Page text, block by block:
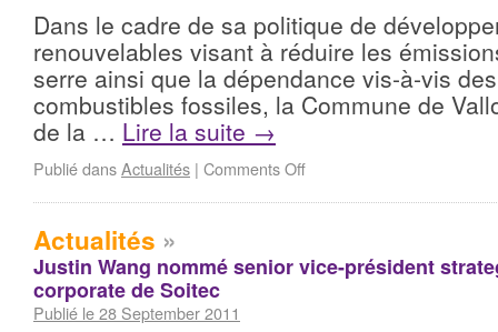
Dans le cadre de sa politique de
renouvelables visant à réduire les
serre ainsi que la dépendance vis-à-vis
combustibles fossiles, la Commune de
de la … Lire la suite →
Publié dansActualités | Comments Off
Actualités »
Justin Wang nommé senior vice-président
corporate de Soitec
Publié le 28 September 2011